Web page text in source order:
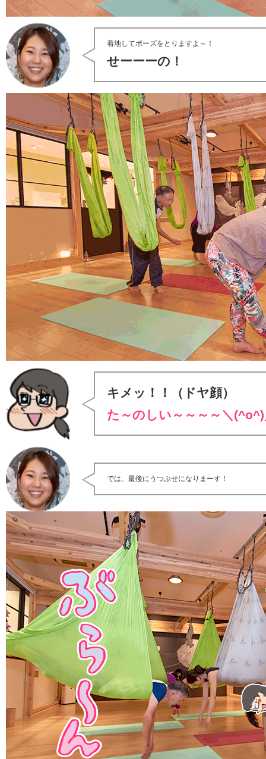
着地してポーズをとりますよ～！
せーーーの！
キメッ！！（ドヤ顔）
た～のしい～～～～＼
では、最後にうつぶせになりまーす！